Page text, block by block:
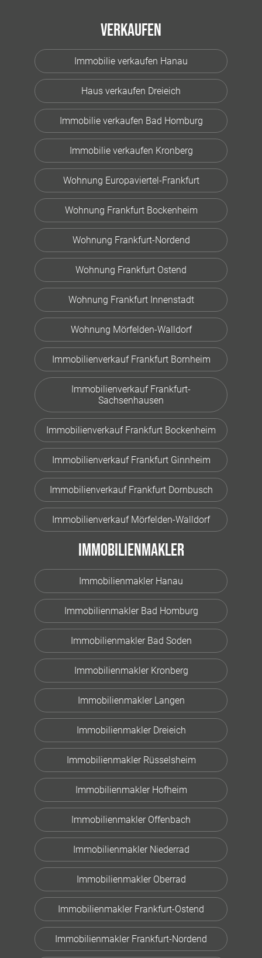
Verkaufen
Immobilie verkaufen Hanau
Haus verkaufen Dreieich
Immobilie verkaufen Bad Homburg
Immobilie verkaufen Kronberg
Wohnung Europaviertel-Frankfurt
Wohnung Frankfurt Bockenheim
Wohnung Frankfurt-Nordend
Wohnung Frankfurt Ostend
Wohnung Frankfurt Innenstadt
Wohnung Mörfelden-Walldorf
Immobilienverkauf Frankfurt Bornheim
Immobilienverkauf Frankfurt-
Sachsenhausen
Immobilienverkauf Frankfurt Bockenheim
Immobilienverkauf Frankfurt Ginnheim
Immobilienverkauf Frankfurt Dornbusch
Immobilienverkauf Mörfelden-Walldorf
Immobilienmakler
Immobilienmakler Hanau
Immobilienmakler Bad Homburg
Immobilienmakler Bad Soden
Immobilienmakler Kronberg
Immobilienmakler Langen
Immobilienmakler Dreieich
Immobilienmakler Rüsselsheim
Immobilienmakler Hofheim
Immobilienmakler Offenbach
Immobilienmakler Niederrad
Immobilienmakler Oberrad
Immobilienmakler Frankfurt-Ostend
Immobilienmakler Frankfurt-Nordend